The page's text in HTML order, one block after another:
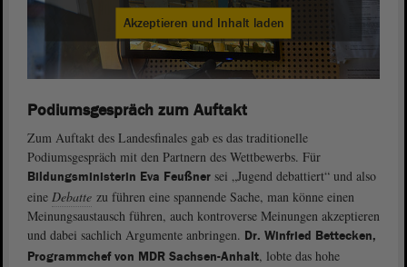
Akzeptieren und Inhalt laden
Podiumsgespräch zum Auftakt
Zum Auftakt des Landesfinales gab es das traditionelle
Podiumsgespräch mit den Partnern des Wettbewerbs. Für
Bildungsministerin Eva Feußner sei „Jugend debattiert“ und also
eine Debatte zu führen eine spannende Sache, man könne einen
Meinungsaustausch führen, auch kontroverse Meinungen akzeptieren
und dabei sachlich Argumente anbringen. Dr. Winfried Bettecken,
Programmchef von MDR Sachsen-Anhalt, lobte das hohe